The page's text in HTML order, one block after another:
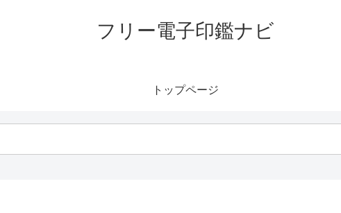
フリー電子印鑑ナビ
トップページ